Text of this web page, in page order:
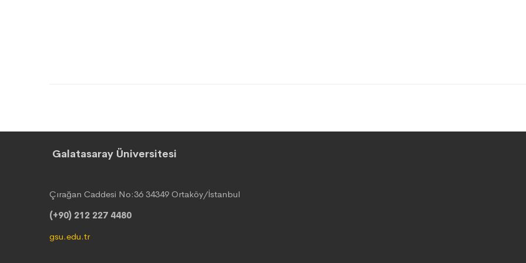
Galatasaray Üniversitesi
Çırağan Caddesi No:36 34349 Ortaköy/İstanbul
(+90) 212 227 4480
gsu.edu.tr